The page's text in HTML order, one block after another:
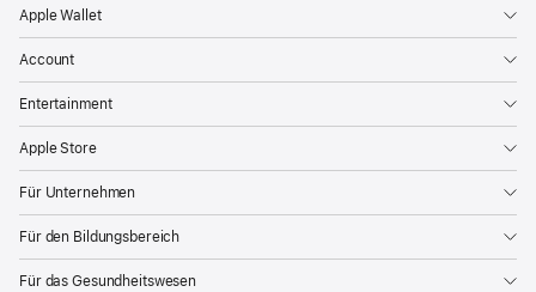
Apple Wallet
Account
Entertainment
Apple Store
Für Unternehmen
Für den Bildungsbereich
Für das Gesundheitswesen